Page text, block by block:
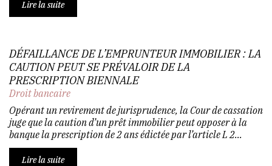
Lire la suite
DÉFAILLANCE DE L’EMPRUNTEUR IMMOBILIER : LA
CAUTION PEUT SE PRÉVALOIR DE LA
PRESCRIPTION BIENNALE
Droit bancaire
Opérant un revirement de jurisprudence, la Cour de cassation
juge que la caution d’un prêt immobilier peut opposer à la
banque la prescription de 2 ans édictée par l’article L 2...
Lire la suite